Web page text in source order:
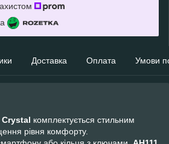
Доставка Оплата Умови
Crystal комплектується стильним
рівня комфорту.